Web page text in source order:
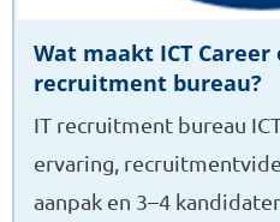
Wat maakt ICT Career
recruitment bureau?
IT recruitment bureau
ervaring,
aanpak en 3–4